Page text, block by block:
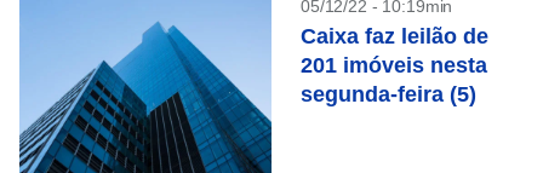
05/12/22 - 10:19min
Caixa faz leilão de
201 imóveis nesta
segunda-feira (5)